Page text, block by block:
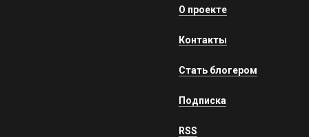
О проекте
Контакты
Стать блогером
Подписка
RSS